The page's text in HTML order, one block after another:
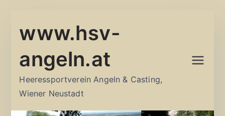
Inhalt
www.hsv-
angeln.at
Heeressportverein Angeln & Casting,
Wiener Neustadt